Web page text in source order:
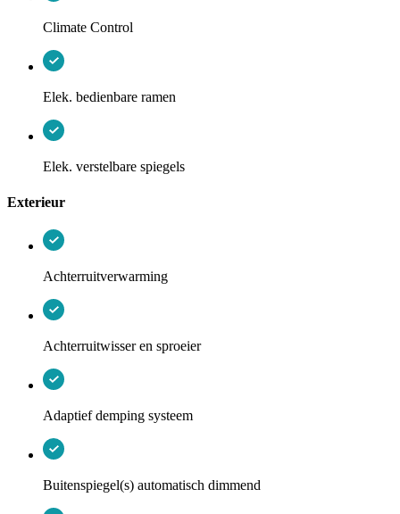
Climate Control
Elek. bedienbare ramen
Elek. verstelbare spiegels
Exterieur
Achterruitverwarming
Achterruitwisser en sproeier
Adaptief demping systeem
Buitenspiegel(s) automatisch dimmend